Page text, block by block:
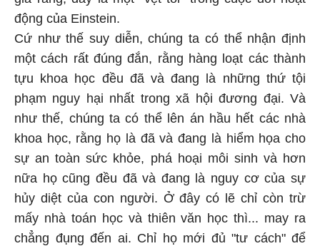
động của Einstein.
Cứ như thế suy diễn, chúng ta có thể nhận định
một cách rất đúng đắn, rằng hàng loạt các thành
tựu khoa học đều đã và đang là những thứ tội
phạm nguy hại nhất trong xã hội đương đại. Và
như thế, chúng ta có thể lên án hầu hết các nhà
khoa học, rằng họ là đã và đang là hiểm họa cho
sự an toàn sức khỏe, phá hoại môi sinh và hơn
nữa họ cũng đều đã và đang là nguy cơ của sự
hủy diệt của con người. Ở đây có lẽ chỉ còn trừ
mấy nhà toán học và thiên văn học thì... may ra
chẳng đụng đến ai. Chỉ họ mới đủ "tư cách" để